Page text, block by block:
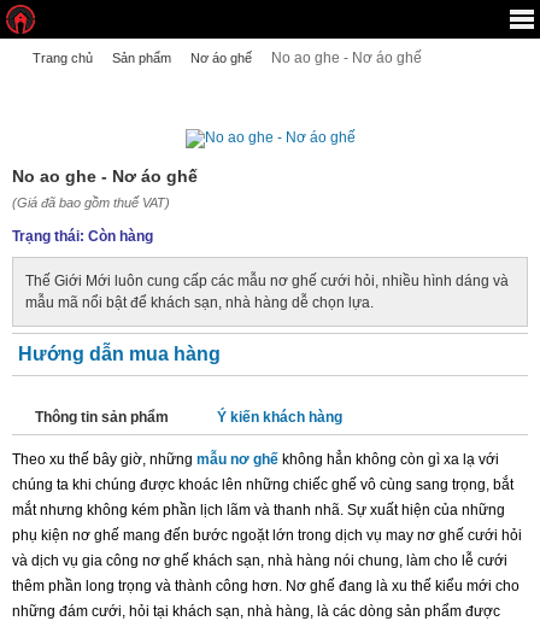
Trang chủ Sản phẩm Nơ áo ghế No ao ghe - Nơ áo ghế
No ao ghe - Nơ áo ghế
(Giá đã bao gồm thuế VAT)
Trạng thái: Còn hàng
Thế Giới Mới luôn cung cấp các mẫu nơ ghế cưới hỏi, nhiều hình dáng và
mẫu mã nổi bật để khách sạn, nhà hàng dễ chọn lựa.
Hướng dẫn mua hàng
Thông tin sản phẩm Ý kiến khách hàng
Theo xu thế bây giờ, những mẫu nơ ghế không hẳn không còn gì xa lạ với
chúng ta khi chúng được khoác lên những chiếc ghế vô cùng sang trọng, bắt
mắt nhưng không kém phần lịch lãm và thanh nhã. Sự xuất hiện của những
phụ kiện nơ ghế mang đến bước ngoặt lớn trong dịch vụ may nơ ghế cưới hỏi
và dịch vụ gia công nơ ghế khách sạn, nhà hàng nói chung, làm cho lễ cưới
thêm phần long trọng và thành công hơn. Nơ ghế đang là xu thế kiểu mới cho
những đám cưới, hỏi tại khách sạn, nhà hàng, là các dòng sản phẩm được